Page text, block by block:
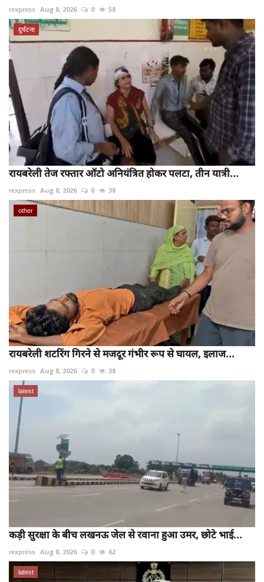
rexpress Aug 8, 2026 0 58
दुर्घटना
रायबरेली तेज रफ्तार ऑटो अनियंत्रित होकर पलटा, तीन यात्री...
rexpress Aug 8, 2026 0 38
other
रायबरेली शटरिंग गिरने से मजदूर गंभीर रूप से घायल, इलाज...
rexpress Aug 8, 2026 0 38
latest
कड़ी सुरक्षा के बीच लखनऊ जेल से रवाना हुआ उमर, छोटे भाई...
rexpress Aug 8, 2026 0 62
latest